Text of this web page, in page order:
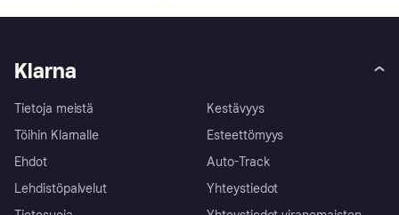
Klarna
Tietoja meistä
Töihin Klarnalle
Ehdot
Lehdistöpalvelut
Kestävyys
Esteettömyys
Auto-Track
Yhteystiedot